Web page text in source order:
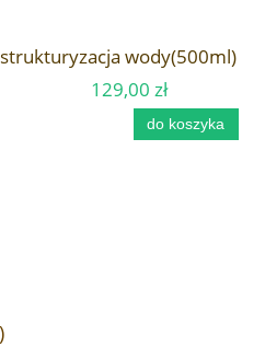
wody(500ml)
129,00 zł
do koszyka